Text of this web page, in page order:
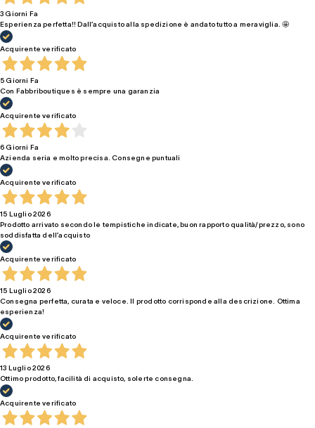
3 Giorni Fa
Esperienza perfetta!! Dall’acquisto alla spedizione è andato tutto a meraviglia. 🤩
Acquirente verificato
5 Giorni Fa
Con Fabbriboutiques è sempre una garanzia
Acquirente verificato
6 Giorni Fa
Azienda seria e molto precisa. Consegne puntuali
Acquirente verificato
15 Luglio 2026
Prodotto arrivato secondo le tempistiche indicate, buon rapporto qualità/prezzo, sono
soddisfatta dell’acquisto
Acquirente verificato
15 Luglio 2026
Consegna perfetta, curata e veloce. Il prodotto corrisponde alla descrizione. Ottima
esperienza!
Acquirente verificato
13 Luglio 2026
Ottimo prodotto, facilità di acquisto, solerte consegna.
Acquirente verificato